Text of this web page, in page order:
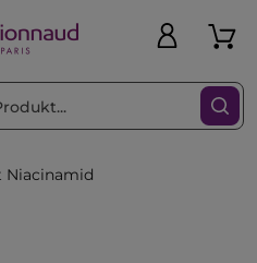
Niacinamid
Filter